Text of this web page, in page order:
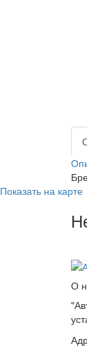
Показать на карте
О